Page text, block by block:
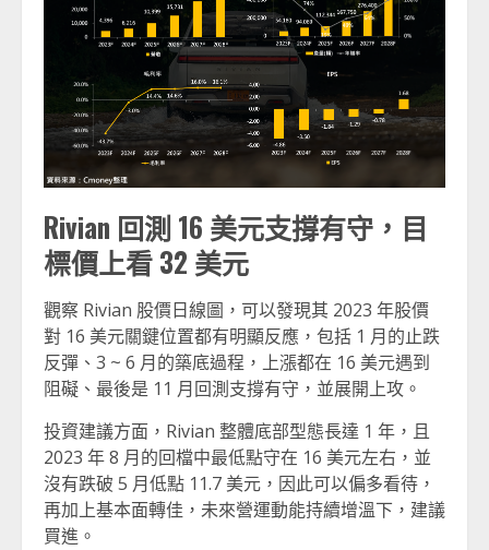
Rivian 回測 16 美元支撐有守，目
標價上看 32 美元
觀察 Rivian 股價日線圖，可以發現其 2023 年股價
對 16 美元關鍵位置都有明顯反應，包括 1 月的止跌
反彈、3 ~ 6 月的築底過程，上漲都在 16 美元遇到
阻礙、最後是 11 月回測支撐有守，並展開上攻。
投資建議方面，Rivian 整體底部型態長達 1 年，且
2023 年 8 月的回檔中最低點守在 16 美元左右，並
沒有跌破 5 月低點 11.7 美元，因此可以偏多看待，
再加上基本面轉佳，未來營運動能持續增溫下，建議
買進。